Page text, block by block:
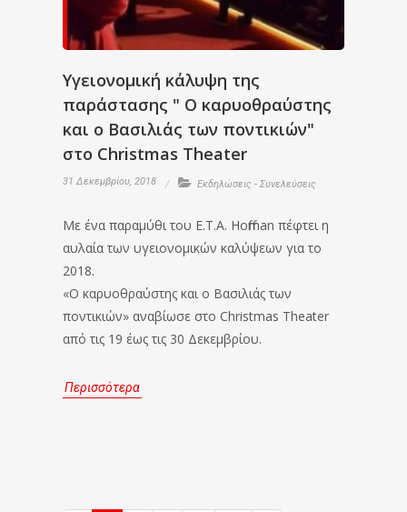
Υγειονομική κάλυψη της
παράστασης " Ο καρυοθραύστης
και ο Βασιλιάς των ποντικιών"
στο Christmas Theater
31 Δεκεμβρίου, 2018 Εκδηλώσεις - Συνελεύσεις
Με ένα παραμύθι του E.T.A. Hoffman πέφτει η
αυλαία των υγειονομικών καλύψεων για το
2018.
«Ο καρυοθραύστης και ο Βασιλιάς των
ποντικιών» αναβίωσε στο Christmas Theater
από τις 19 έως τις 30 Δεκεμβρίου.
Περισσότερα